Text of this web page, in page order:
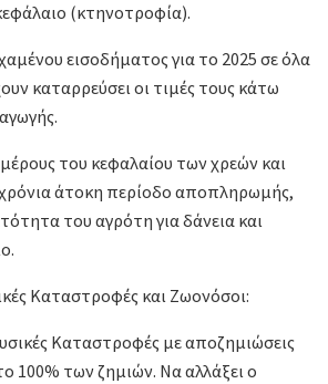
(κτηνοτροφία).
εισοδήματος για το 2025 σε όλα
καταρρεύσει οι τιμές τους κάτω
του κεφαλαίου των χρεών και
άτοκη περίοδο αποπληρωμής,
του αγρότη για δάνεια και
Καταστροφές και Ζωονόσοι:
Καταστροφές με αποζημιώσεις
100% των ζημιών. Να αλλάξει ο